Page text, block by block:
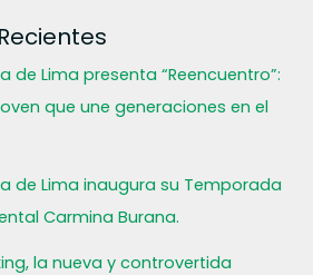
de Lima presenta “Reencuentro”:
que une generaciones en el
de Lima inaugura su Temporada
Carmina Burana.
la nueva y controvertida